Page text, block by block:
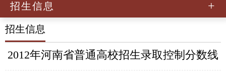
招生信息
招生信息
2012年河南省普通高校招生录取控制分数线